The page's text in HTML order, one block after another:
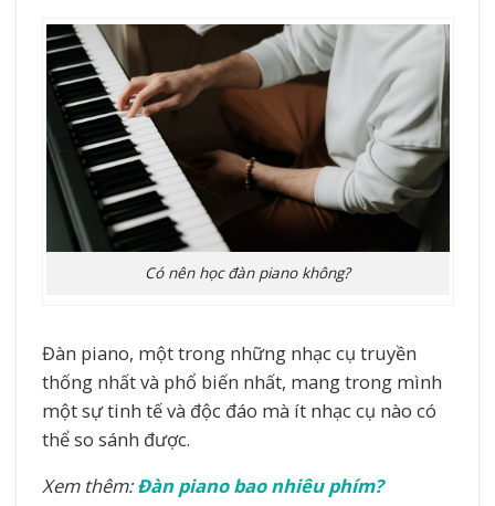
Có nên học đàn piano không?
Đàn piano, một trong những nhạc cụ truyền
thống nhất và phổ biến nhất, mang trong mình
một sự tinh tế và độc đáo mà ít nhạc cụ nào có
thể so sánh được.
Xem thêm:Đàn piano bao nhiêu phím?